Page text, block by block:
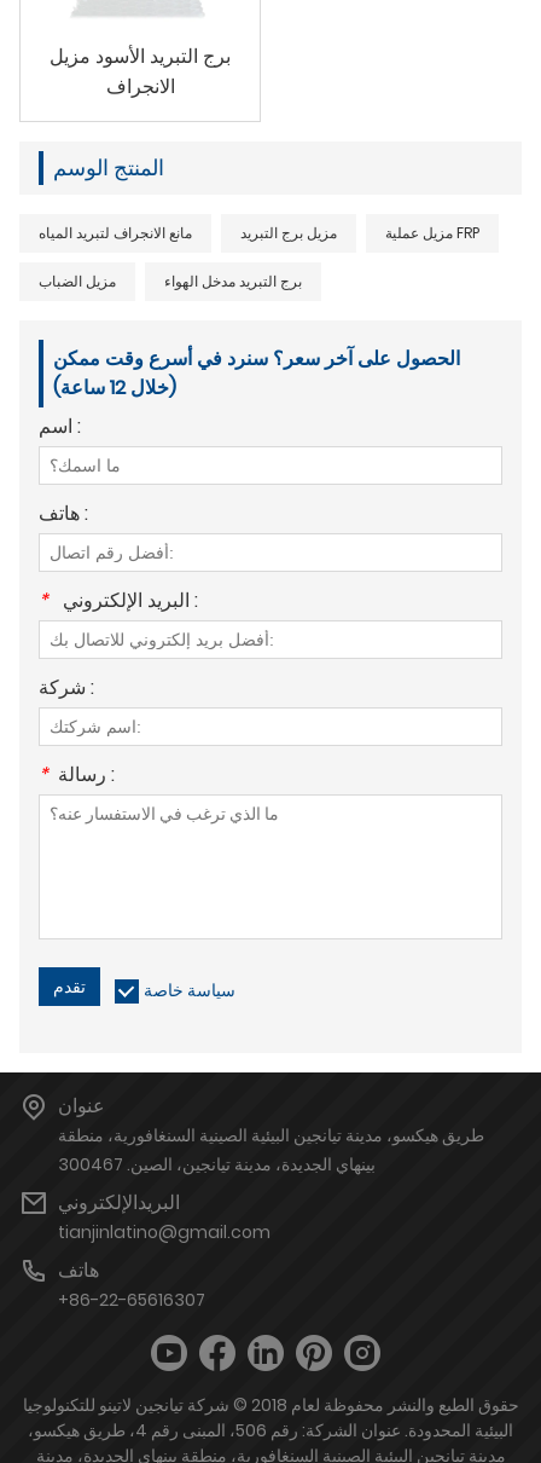
برج التبريد الأسود مزيل
الانجراف
المنتج الوسم
مانع الانجراف لتبريد المياه مزيل برج التبريد مزيل عملية FRP
مزيل الضباب برج التبريد مدخل الهواء
الحصول على آخر سعر؟ سنرد في أسرع وقت ممكن
(خلال 12 ساعة)
اسم :
هاتف :
* البريد الإلكتروني :
شركة :
* رسالة :
تقدم سياسة خاصة
عنوان
طريق هيكسو، مدينة تيانجين البيئية الصينية السنغافورية، منطقة
بينهاي الجديدة، مدينة تيانجين، الصين. 300467
البريدالإلكتروني
tianjinlatino@gmail.com
هاتف
+86-22-65616307
حقوق الطبع والنشر محفوظة لعام 2018 © شركة تيانجين لاتينو للتكنولوجيا
البيئية المحدودة. عنوان الشركة: رقم 506، المبنى رقم 4، طريق هيكسو،
مدينة تيانجين البيئية الصينية السنغافورية، منطقة بينهاي الجديدة، مدينة